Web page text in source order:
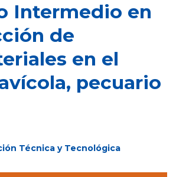
Intermedio en
de
en el
pecuario
Técnica y Tecnológica